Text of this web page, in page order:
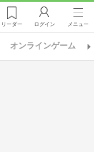
リーダー ログイン メニュー
オンラインゲーム